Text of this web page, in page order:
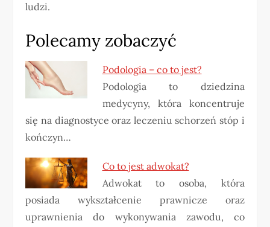
ludzi.
Polecamy zobaczyć
Podologia – co to jest?
Podologia to dziedzina
medycyny, która koncentruje
się na diagnostyce oraz leczeniu schorzeń stóp i
kończyn…
Co to jest adwokat?
Adwokat to osoba, która
posiada wykształcenie prawnicze oraz
uprawnienia do wykonywania zawodu, co